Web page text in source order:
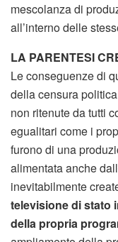
mescolanza di
all’interno delle
LA PARENTESI
Le conseguenze di
della censura
non ritenute da tutti
egualitari come i
furono di una
alimentata anche
inevitabilmente
televisione di stato
della propria